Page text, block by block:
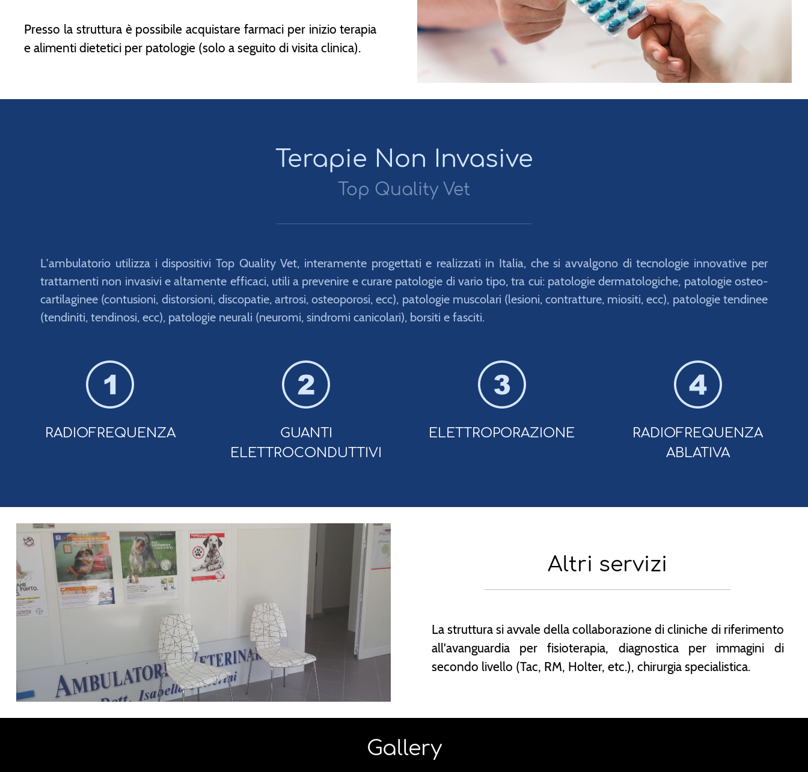
Presso la struttura è possibile acquistare farmaci per inizio terapia
e alimenti dietetici per patologie (solo a seguito di visita clinica).
Terapie Non Invasive
Top Quality Vet
L′ambulatorio utilizza i dispositivi Top Quality Vet, interamente progettati e realizzati in Italia, che si avvalgono di tecnologie innovative per
trattamenti non invasivi e altamente efficaci, utili a prevenire e curare patologie di vario tipo, tra cui: patologie dermatologiche, patologie osteo-
cartilaginee (contusioni, distorsioni, discopatie, artrosi, osteoporosi, ecc), patologie muscolari (lesioni, contratture, miositi, ecc), patologie tendinee
(tendiniti, tendinosi, ecc), patologie neurali (neuromi, sindromi canicolari), borsiti e fasciti.
RADIOFREQUENZA
GUANTI
ELETTROCONDUTTIVI
ELETTROPORAZIONE
RADIOFREQUENZA
ABLATIVA
Altri servizi
La struttura si avvale della collaborazione di cliniche di riferimento
all'avanguardia per fisioterapia, diagnostica per immagini di
secondo livello (Tac, RM, Holter, etc.), chirurgia specialistica.
Gallery